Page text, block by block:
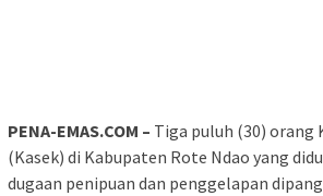
PENA-EMAS.COM – Tiga puluh (30) orang
(Kasek) di Kabupaten Rote Ndao yang
dugaan penipuan dan penggelapan